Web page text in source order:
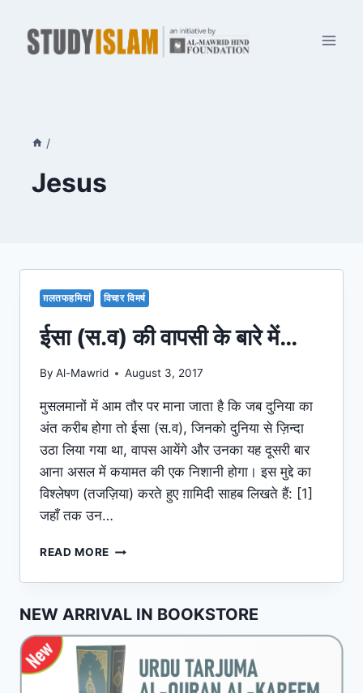
content
/
Jesus
ग़लतफहमियां विचार विमर्ष
ईसा (स.व) की वापसी के बारे में…
By Al-Mawrid August 3, 2017
मुसलमानों में आम तौर पर माना जाता है कि जब दुनिया का
अंत करीब होगा तो ईसा (स.व), जिनको दुनिया से ज़िन्दा
उठा लिया गया था, वापस आयेंगे और उनका यह दूसरी बार
आना असल में कयामत की एक निशानी होगा। इस मुद्दे का
विश्लेषण (तजज़िया) करते हुए ग़ामिदी साहब लिखते हैं: [1]
जहाँ तक उन…
READ MORE ईसा
की
के
बारे
में…
NEW ARRIVAL IN BOOKSTORE